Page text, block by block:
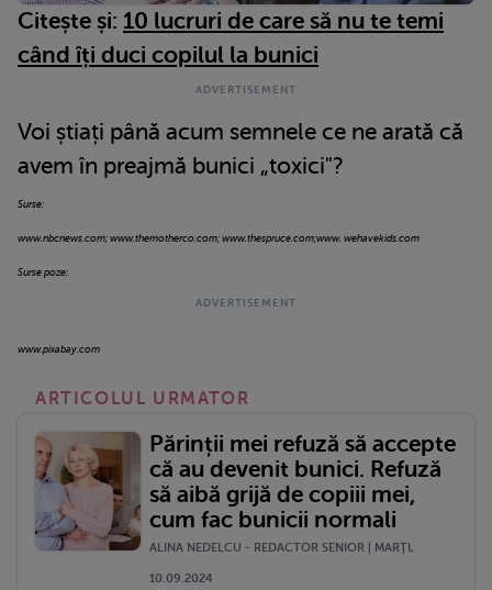
Citește și: 10 lucruri de care să nu te temi
când îți duci copilul la bunici
Voi știați până acum semnele ce ne arată că
avem în preajmă bunici „toxici"?
Surse:
www.nbcnews.com; www.themotherco.com; www.thespruce.com;www. wehavekids.com
Surse poze:
www.pixabay.com
ARTICOLUL URMATOR
Părinții mei refuză să accepte
că au devenit bunici. Refuză
să aibă grijă de copiii mei,
cum fac bunicii normali
ALINA NEDELCU - REDACTOR SENIOR | MARŢI,
10.09.2024